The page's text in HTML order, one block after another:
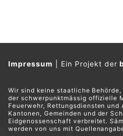
Impressum Ein Projekt der
Wir sind keine staatliche
der schwerpunktmässig offizielle
Feuerwehr, Rettungsdiensten und
Kantonen, Gemeinden und der
Eidgenossenschaft verbreitet.
werden von uns mit